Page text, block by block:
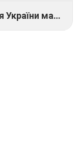
«Післявоєнне відновлення України має відбуватись на засадах Європейського зеленого курсу», — нардеп Едуард Прощук